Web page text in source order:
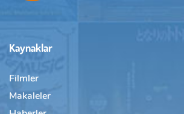
Kaynaklar
Filmler
Makaleler